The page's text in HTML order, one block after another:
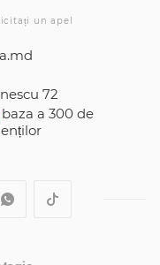
un apel
72
baza a 300 de